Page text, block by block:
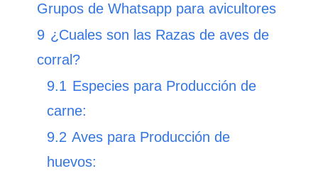
Grupos de Whatsapp para avicultores
9 ¿Cuales son las Razas de aves de
corral?
9.1 Especies para Producción de
carne:
9.2 Aves para Producción de
huevos: